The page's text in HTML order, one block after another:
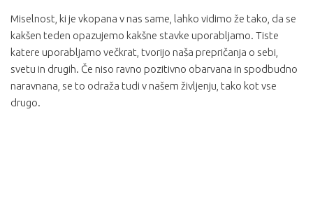
Miselnost, ki je vkopana v nas same, lahko vidimo že tako, da se
kakšen teden opazujemo kakšne stavke uporabljamo. Tiste
katere uporabljamo večkrat, tvorijo naša prepričanja o sebi,
svetu in drugih. Če niso ravno pozitivno obarvana in spodbudno
naravnana, se to odraža tudi v našem življenju, tako kot vse
drugo.